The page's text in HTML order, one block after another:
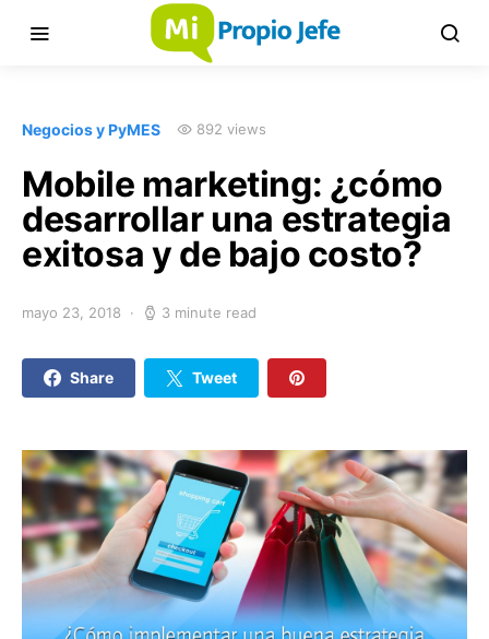
Negocios y PyMES 892 views
Mobile marketing: ¿cómo
desarrollar una estrategia
exitosa y de bajo costo?
mayo 23, 2018 3 minute read
Share Tweet